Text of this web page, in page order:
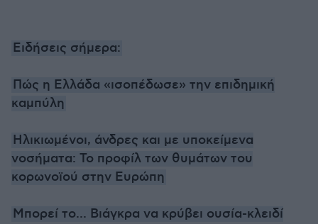
Ειδήσεις σήμερα:
Πώς η Ελλάδα «ισοπέδωσε» την επιδημική
καμπύλη
Ηλικιωμένοι, άνδρες και με υποκείμενα
νοσήματα: Το προφίλ των θυμάτων του
κορωνοϊού στην Ευρώπη
Μπορεί το... Bιάγκρα να κρύβει ουσία-κλειδί